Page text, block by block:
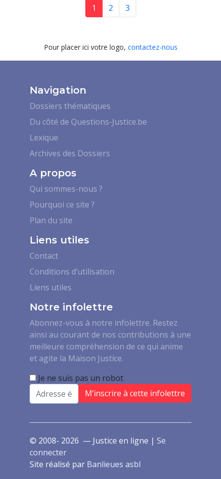
1 2 3
Pour placer ici votre logo, contactez-nous
Navigation
Dossiers thématiques
Du côté de Questions-Justice.be
Lexique
Archives des Dossiers
A propos
Qui sommes-nous ?
Pourquoi ce site ?
Plan du site
Liens utiles
Contact
Conditions d’utilisation
Liens utiles
Notre infolettre
Abonnez-vous à notre infolettre. Restez
ainsi au courant de nos contributions à une
meilleure compréhension de ce qui anime
et agite la Maison Justice.
Je ne suis pas un robot
Email
© 2008- 2026 — Justice en ligne | Se
connecter
Site réalisé par Banlieues asbl